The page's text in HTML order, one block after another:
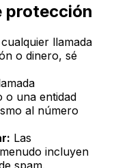
protección
llamada
o dinero, sé
o una entidad
al número
Las
incluyen
spam.